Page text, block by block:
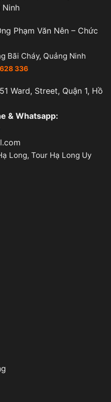
Phạm Văn Nên – Chức
Bãi Cháy, Quảng Ninh
336
Ward, Street, Quận 1, Hồ
& Whatsapp:
Long, Tour Hạ Long Uy